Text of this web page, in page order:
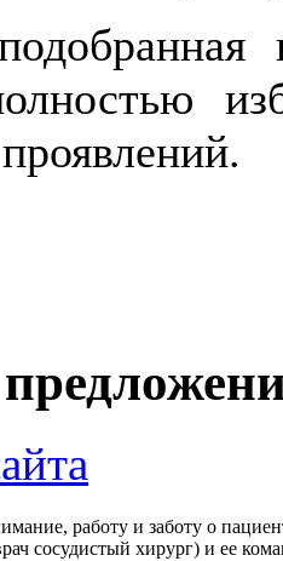
работу и заботу о
сосудистый хирург) и ее